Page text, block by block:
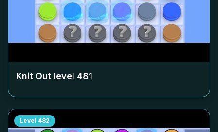
Knit Out level 481
Level 482